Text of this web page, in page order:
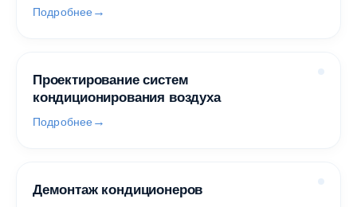
Подробнее
Проектирование систем
кондиционирования воздуха
Подробнее
Демонтаж кондиционеров